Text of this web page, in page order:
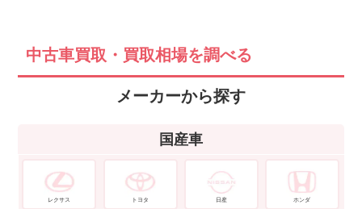
中古車買取・買取相場を調べる
メーカーから探す
国産車
レクサス トヨタ 日産 ホンダ